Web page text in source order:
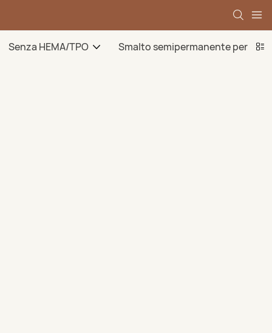
Senza HEMA/TPO Smalto semipermanente per